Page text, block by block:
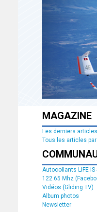
MAGAZINE
Les derniers articles
Tous les articles
Autocollants LIFE IS
122.65 Mhz
Vidéos (Gliding TV)
Album photos
Newsletter